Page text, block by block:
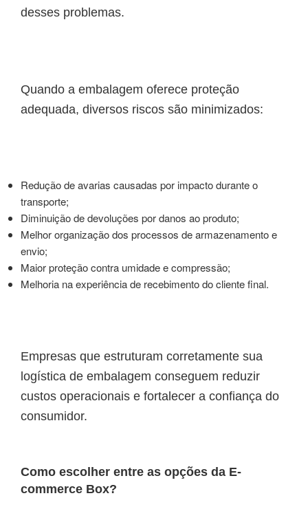
desses problemas.
Quando a embalagem oferece proteção
adequada, diversos riscos são minimizados:
Redução de avarias causadas por impacto durante o
transporte;
Diminuição de devoluções por danos ao produto;
Melhor organização dos processos de armazenamento e
envio;
Maior proteção contra umidade e compressão;
Melhoria na experiência de recebimento do cliente final.
Empresas que estruturam corretamente sua
logística de embalagem conseguem reduzir
custos operacionais e fortalecer a confiança do
consumidor.
Como escolher entre as opções da E-
commerce Box?